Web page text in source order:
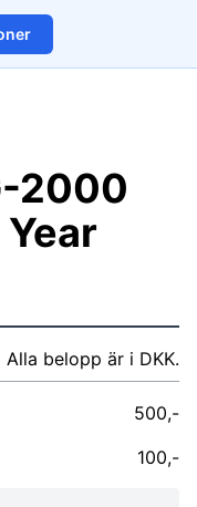
1/32
2000
Alla belopp är i DKK.
500,-
100,-